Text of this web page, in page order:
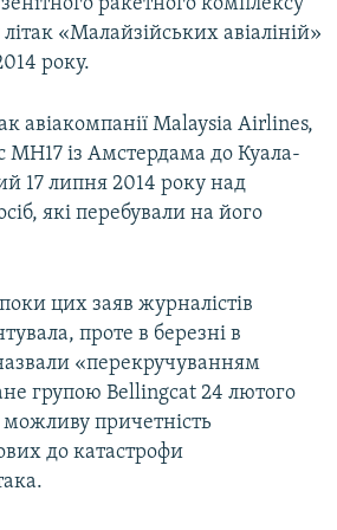
ракетного комплексу
«Малайзійських авіаліній»
року.
авіакомпанії Malaysia Airlines,
із Амстердама до Куала-
17 липня 2014 року над
які перебували на його
цих заяв журналістів
проте в березні в
«перекручуванням
групою Bellingcat 24 лютого
можливу причетність
до катастрофи